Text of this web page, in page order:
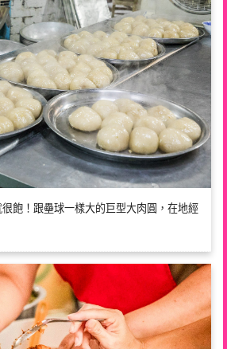
飽！跟壘球一樣大的巨型大肉圓，在地經